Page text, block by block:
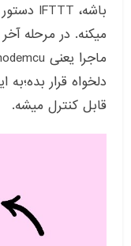
قابل کنترل میشه.